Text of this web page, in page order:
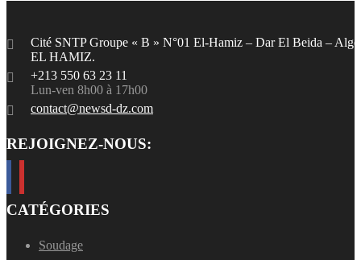
Cité SNTP Groupe « B » N°01 El-Hamiz – Dar El Beida –
EL HAMIZ.
+213 550 63 23 11
Lun-ven 8h00 à 17h00
contact@newsd-dz.com
REJOIGNEZ-NOUS:
CATÉGORIES
Soudage